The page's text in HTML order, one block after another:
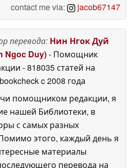
contact me via:
jacob67147
перевода: Нин Нгок Дуй
Ngoc Duy)- Помощник
- 818035 статей на
c 2008 года
помощником редакции, я
нашей Библиотеки, в
с самых разных
этого, каждый день я
материалы
перевода на